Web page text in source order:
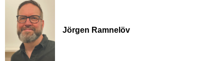
Jörgen Ramnelöv